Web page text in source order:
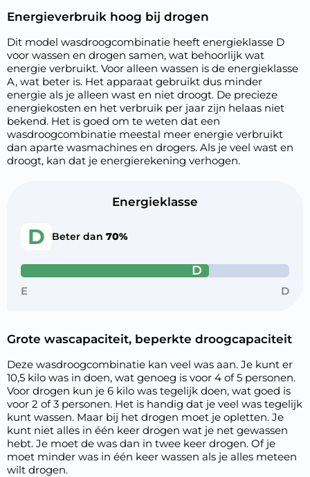
Energieverbruik hoog bij drogen
Dit model wasdroogcombinatie heeft energieklasse D
voor wassen en drogen samen, wat behoorlijk wat
energie verbruikt. Voor alleen wassen is de energieklasse
A, wat beter is. Het apparaat gebruikt dus minder
energie als je alleen wast en niet droogt. De precieze
energiekosten en het verbruik per jaar zijn helaas niet
bekend. Het is goed om te weten dat een
wasdroogcombinatie meestal meer energie verbruikt
dan aparte wasmachines en drogers. Als je veel wast en
droogt, kan dat je energierekening verhogen.
Energieklasse
D Beter dan 70%
D
E D
Grote wascapaciteit, beperkte droogcapaciteit
Deze wasdroogcombinatie kan veel was aan. Je kunt er
10,5 kilo was in doen, wat genoeg is voor 4 of 5 personen.
Voor drogen kun je 6 kilo was tegelijk doen, wat goed is
voor 2 of 3 personen. Het is handig dat je veel was tegelijk
kunt wassen. Maar bij het drogen moet je opletten. Je
kunt niet alles in één keer drogen wat je net gewassen
hebt. Je moet de was dan in twee keer drogen. Of je
moet minder was in één keer wassen als je alles meteen
wilt drogen.